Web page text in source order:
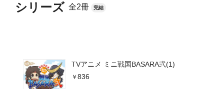
シリーズ 全2冊 完結
TVアニメ ミニ戦国BASARA弐(1)
836